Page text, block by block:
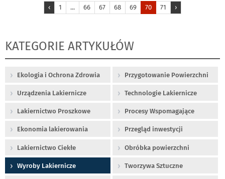
‹ 1 ... 66 67 68 69 70 71 ›
KATEGORIE ARTYKUŁÓW
Ekologia i Ochrona Zdrowia Przygotowanie Powierzchni
Urządzenia Lakiernicze Technologie Lakiernicze
Lakiernictwo Proszkowe Procesy Wspomagające
Ekonomia lakierowania Przegląd inwestycji
Lakiernictwo Ciekłe Obróbka powierzchni
Wyroby Lakiernicze Tworzywa Sztuczne